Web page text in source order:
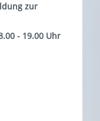
zur
- 19.00 Uhr